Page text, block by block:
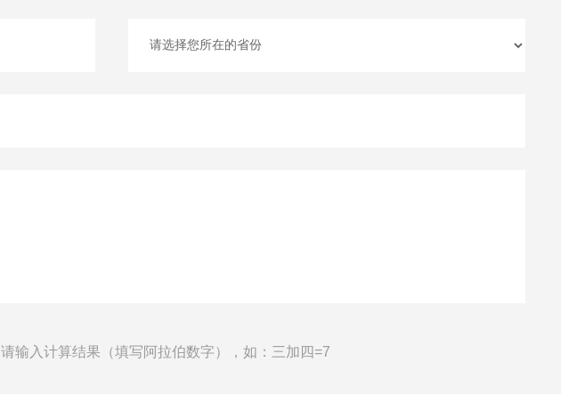
请输入计算结果（填写阿拉伯数字），如：三加四=7